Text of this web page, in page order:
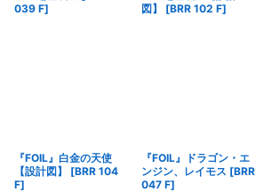
039 F]
図】
[BRR 102 F]
『FOIL』白金の天使
【設計図】
[BRR 104
F]
『FOIL』ドラゴン・エ
ンジン、レイモス [BRR
047 F]